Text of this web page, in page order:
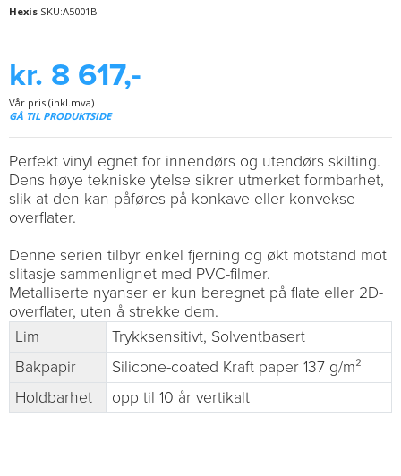
Hexis SKU:A5001B
kr. 8 617,-
Vår pris (inkl.mva)
GÅ TIL PRODUKTSIDE
Perfekt vinyl egnet for innendørs og utendørs skilting.
Dens høye tekniske ytelse sikrer utmerket formbarhet,
slik at den kan påføres på konkave eller konvekse
overflater.
Denne serien tilbyr enkel fjerning og økt motstand mot
slitasje sammenlignet med PVC-filmer.
Metalliserte nyanser er kun beregnet på flate eller 2D-
overflater, uten å strekke dem.
Lim
Trykksensitivt, Solventbasert
Bakpapir
Silicone-coated Kraft paper 137 g/m²
Holdbarhet
opp til 10 år vertikalt